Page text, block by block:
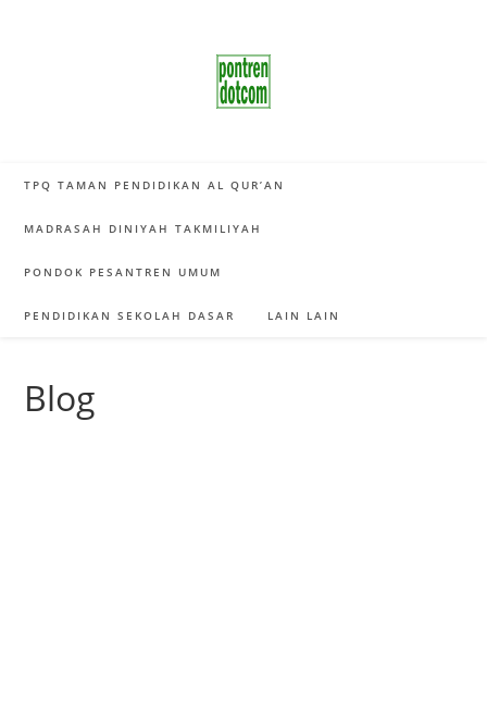
TPQ TAMAN PENDIDIKAN AL QUR’AN
MADRASAH DINIYAH TAKMILIYAH
PONDOK PESANTREN UMUM
PENDIDIKAN SEKOLAH DASAR LAIN LAIN
Blog